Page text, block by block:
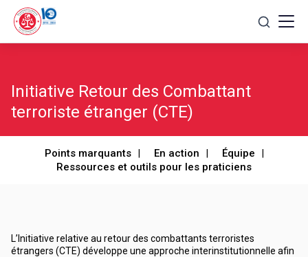
content
Initiative Retour des Combattant
terroriste étranger (CTE)
Points marquants En action
Équipe
Ressources et outils pour les praticiens
L’Initiative relative au retour des combattants terroristes
étrangers (CTE) développe une approche interinstitutionnelle afin